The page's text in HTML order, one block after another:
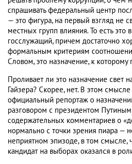
спрашивать федеральный центр
— это фигура, на первый взгляд не
местных групп влияния. То есть это
госслужащий, причем достаточно
формальным критериям
Словом, это назначение, к которому
Проливает ли это назначение свет
Гайзера? Скорее, нет. В этом
официальный репортаж о
разговором с президентом
содержательных комментариев о
нормально с точки зрения пиара —
неприятном эпизоде, в том смысле,
кандидат на выборах оказался в